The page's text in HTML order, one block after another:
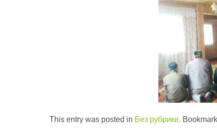
This entry was posted in Без рубрики.